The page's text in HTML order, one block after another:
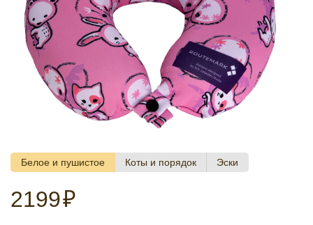
Белое и пушистое Коты и порядок Эски
2199₽